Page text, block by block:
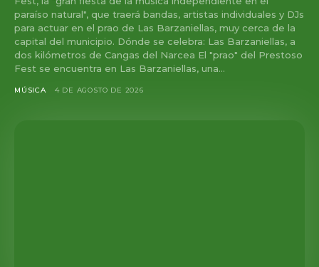
paraíso natural", que traerá bandas, artistas individuales y DJs
para actuar en el prao de Las Barzaniellas, muy cerca de la
capital del municipio. Dónde se celebra: Las Barzaniellas, a
dos kilómetros de Cangas del Narcea El "prao" del Prestoso
Fest se encuentra en Las Barzaniellas, una...
MÚSICA 4 DE AGOSTO DE 2026